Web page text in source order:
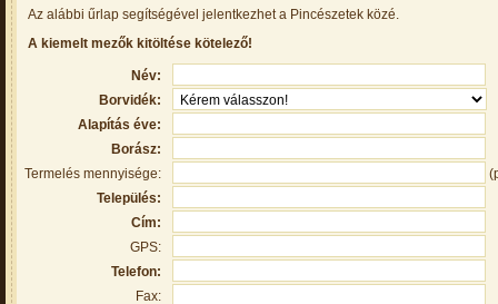
Az alábbi űrlap segítségével jelentkezhet a Pincészetek közé.
A kiemelt mezők kitöltése kötelező!
Név:
Borvidék:
Alapítás éve:
Borász:
Termelés mennyisége:
Település:
Cím:
GPS:
Telefon:
Fax: